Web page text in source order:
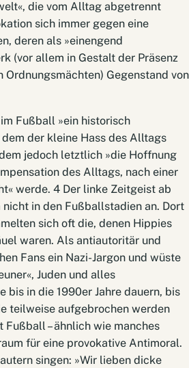
die vom Alltag abgetrennt
sich immer gegen eine
deren als »einengend
(vor allem in Gestalt der Präsenz
Ordnungsmächten) Gegenstand von
Fußball »ein historisch
der kleine Hass des Alltags
jedoch letztlich »die Hoffnung
des Alltags, nach einer
werde. 4 Der linke Zeitgeist ab
nicht in den Fußballstadien an. Dort
sich oft die, denen Hippies
waren. Als antiautoritär und
Fans ein Nazi-Jargon und wüste
Juden und alles
bis in die 1990er Jahre dauern, bis
teilweise aufgebrochen werden
Fußball – ähnlich wie manches
für eine provokative Antimoral.
singen: »Wir lieben dicke